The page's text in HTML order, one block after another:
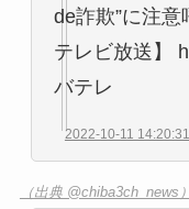
de詐欺”に注
テレビ放送】
バテレ
2022-10-11 14:20:31
（出典 @chiba3ch_news）